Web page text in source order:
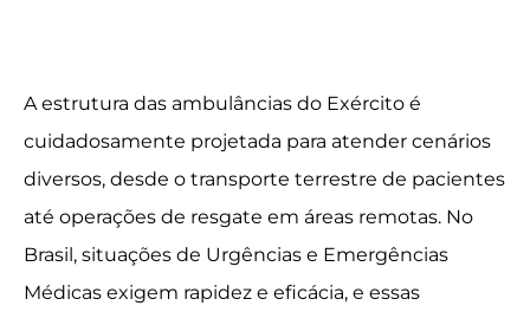
A estrutura das ambulâncias do Exército é
cuidadosamente projetada para atender cenários
diversos, desde o transporte terrestre de pacientes
até operações de resgate em áreas remotas. No
Brasil, situações de Urgências e Emergências
Médicas exigem rapidez e eficácia, e essas